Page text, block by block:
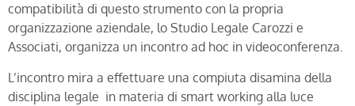
compatibilità di questo strumento con la propria
organizzazione aziendale, lo Studio Legale Carozzi e
Associati, organizza un incontro ad hoc in videoconferenza.
L’incontro mira a effettuare una compiuta disamina della
disciplina legale in materia di smart working alla luce